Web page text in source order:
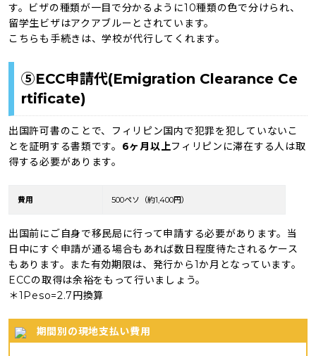
す。ビザの種類が一目で分かるように10種類の色で分けられ、
留学生ビザはアクアブルーとされています。
こちらも手続きは、学校が代行してくれます。
⑤ECC申請代(Emigration Clearance Ce
rtificate)
出国許可書のことで、フィリピン国内で犯罪を犯していないこ
とを証明する書類です。 6ヶ月以上フィリピンに滞在する人は取
得する必要があります。
費用 500ペソ（約1,400円）
出国前にご自身で移民局に行って申請する必要があります。当
日中にすぐ申請が通る場合もあれば数日程度待たされるケース
もあります。また有効期限は、発行から1か月となっています。
ECCの取得は余裕をもって行いましょう。
＊1Peso=2.7円換算
期間別の現地支払い費用